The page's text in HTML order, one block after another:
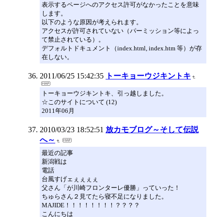
表示するページへのアクセス許可がなかったことを意味
します。
以下のような原因が考えられます。
アクセスが許可されていない（パーミッション等によっ
て禁止されている）。
デフォルトドキュメント（index.html, index.htm 等）が存
在しない。
2011/06/25 15:42:35 トーキョーウジキントキ
トーキョーウジキントキ、引っ越しました。
☆このサイトについて (12)
2011年06月
2010/03/23 18:52:51 放カモブログ～そして伝説
へ～
最近の記事
新潟戦は
電話
台風すげェぇぇぇぇ
父さん「が川崎フロンターレ優勝」っていった！
ちゅらさん２見てたら寝不足になりました。
MAJIDE！！！！！！！！？？？？
こんにちは